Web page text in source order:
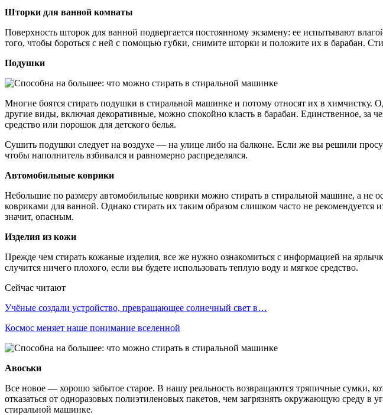
Шторки для ванной комнаты
Поверхность шторок для ванной подвергается постоянному экзамену: ее испытывают
того, чтобы бороться с ней с помощью губки, снимите шторки и положите их в барабан.
Подушки
Многие боятся стирать подушки в стиральной машинке и потому относят их в химчистку.
другие виды, включая декоративные, можно спокойно класть в барабан. Единственное,
средство или порошок для детского белья.
Сушить подушки следует на воздухе — на улице либо на балконе. Если же вы решили
чтобы наполнитель взбивался и равномерно распределялся.
Автомобильные коврики
Небольшие по размеру автомобильные коврики можно стирать в стиральной машине, а не
ковриками для ванной. Однако стирать их таким образом слишком часто не рекомендуется
значит, опасным.
Изделия из кожи
Прежде чем стирать кожаные изделия, все же нужно ознакомиться с информацией на
случится ничего плохого, если вы будете использовать теплую воду и мягкое средство.
Сейчас читают
Учёные создали устройство, превращающее солнечный свет в…
Космос меняет наше понимание вселенной
Авоськи
Все новое — хорошо забытое старое. В нашу реальность возвращаются тряпичные сумки,
отказаться от одноразовых полиэтиленовых пакетов, чем загрязнять окружающую среду
стиральной машинке.